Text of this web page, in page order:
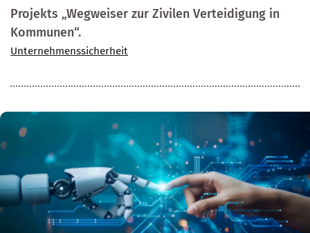
Projekts „Wegweiser zur Zivilen Verteidigung in
Kommunen“.
Unternehmenssicherheit